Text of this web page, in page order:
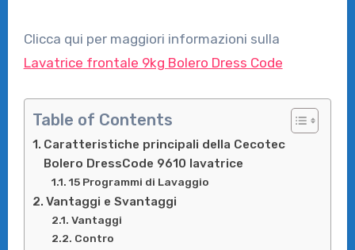
Clicca qui per maggiori informazioni sulla
Lavatrice frontale 9kg Bolero Dress Code
Table of Contents
Caratteristiche principali della Cecotec
Bolero DressCode 9610 lavatrice
15 Programmi di Lavaggio
Vantaggi e Svantaggi
Vantaggi
Contro